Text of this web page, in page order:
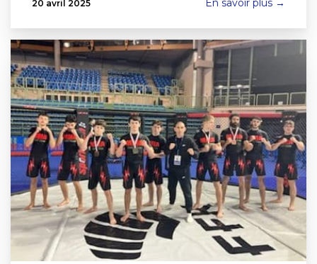
20 avril 2025